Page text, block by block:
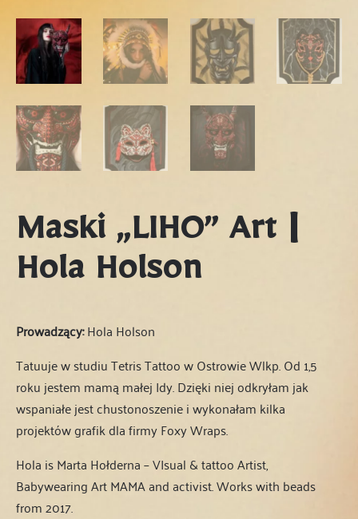
Maski „LIHO” Art |
Hola Holson
Prowadzący:Hola Holson
Tatuuje w studiu Tetris Tattoo w Ostrowie Wlkp.Od 1,5
roku jestem mamą małej Idy. Dzięki niej odkryłam jak
wspaniałe jest chustonoszenie i wykonałam kilka
projektów grafik dla firmy Foxy Wraps.
Hola is Marta Hołderna – VIsual & tattoo Artist,
Babywearing Art MAMA and activist. Works with beads
from 2017.